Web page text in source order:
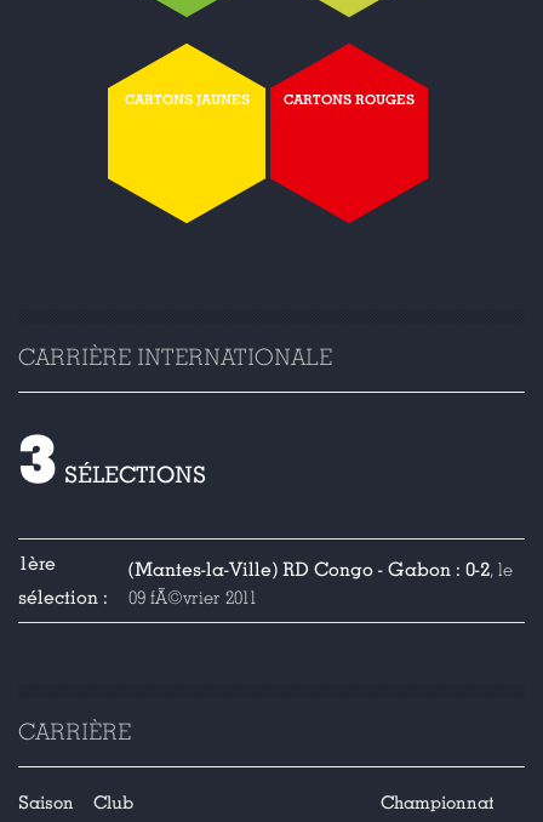
CARTONS JAUNES CARTONS ROUGES
CARRIÈRE INTERNATIONALE
3 SÉLECTIONS
1ère
sélection :
(Mantes-la-Ville) RD Congo - Gabon : 0-2, le
09 fÃ©vrier 2011
CARRIÈRE
Saison Club Championnat